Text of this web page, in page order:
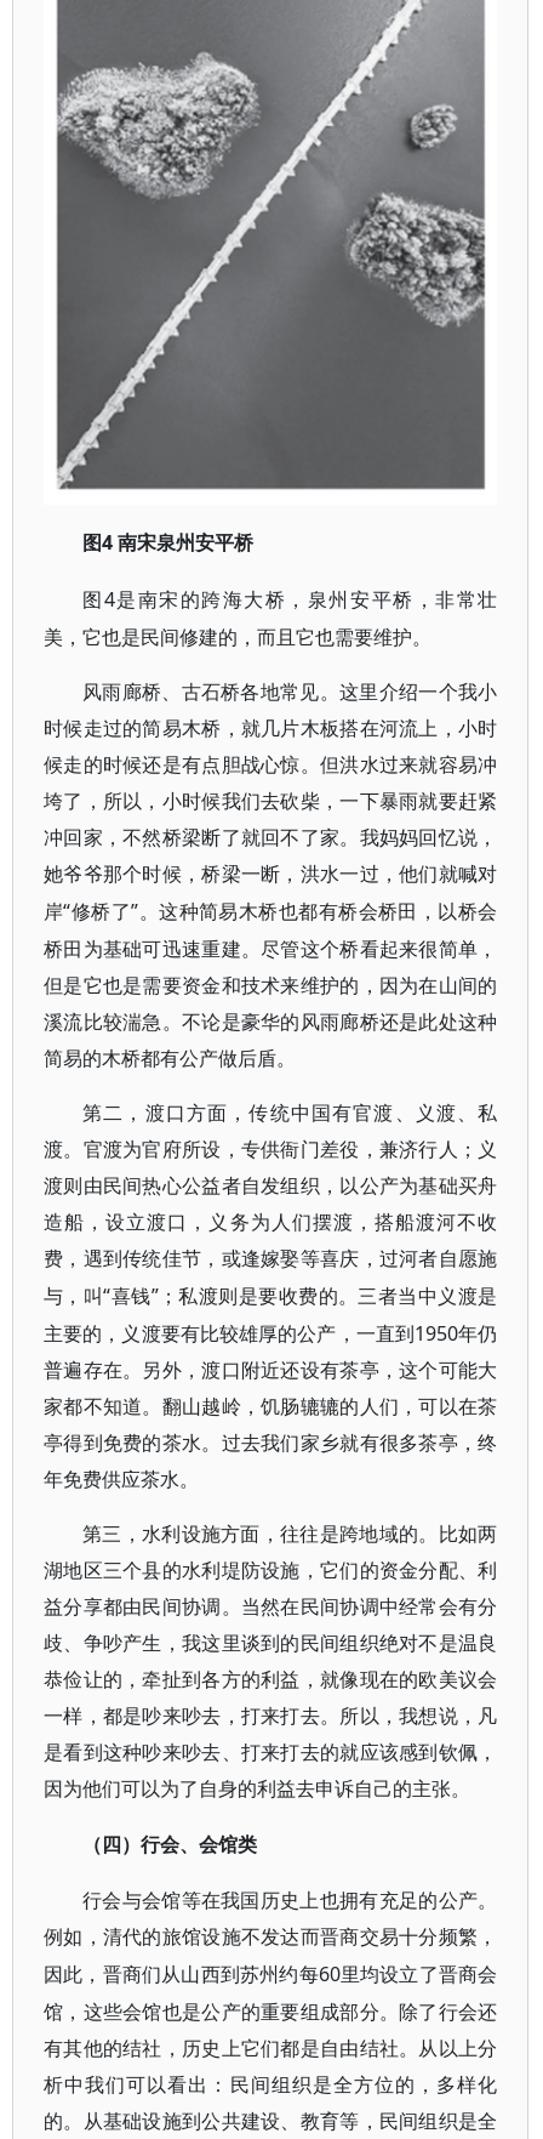
图4 南宋泉州安平桥
图 4是南宋的跨海大桥，泉州安平桥，非常壮
美，它也是民间修建的，而且它也需要维护。
风雨廊桥、古石桥各地常见。这里介绍一个我小
时候走过的简易木桥，就几片木板搭在河流上，小时
候走的时候还是有点胆战心惊。但洪水过来就容易冲
垮了，所以，小时候我们去砍柴，一下暴雨就要赶紧
冲回家，不然桥梁断了就回不了家。我妈妈回忆说，
她爷爷那个时候，桥梁一断，洪水一过，他们就喊对
岸“修桥了”。这种简易木桥也都有桥会桥田，以桥会
桥田为基础可迅速重建。尽管这个桥看起来很简单，
但是它也是需要资金和技术来维护的，因为在山间的
溪流比较湍急。不论是豪华的风雨廊桥还是此处这种
简易的木桥都有公产做后盾。
第二，渡口方面，传统中国有官渡、义渡、私
渡。官渡为官府所设，专供衙门差役，兼济行人；义
渡则由民间热心公益者自发组织，以公产为基础买舟
造船，设立渡口，义务为人们摆渡，搭船渡河不收
费，遇到传统佳节，或逢嫁娶等喜庆，过河者自愿施
与，叫“喜钱”；私渡则是要收费的。三者当中义渡是
主要的，义渡要有比较雄厚的公产，一直到1950年仍
普遍存在。另外，渡口附近还设有茶亭，这个可能大
家都不知道。翻山越岭，饥肠辘辘的人们，可以在茶
亭得到免费的茶水。过去我们家乡就有很多茶亭，终
年免费供应茶水。
第三，水利设施方面，往往是跨地域的。比如两
湖地区三个县的水利堤防设施，它们的资金分配、利
益分享都由民间协调。当然在民间协调中经常会有分
歧、争吵产生，我这里谈到的民间组织绝对不是温良
恭俭让的，牵扯到各方的利益，就像现在的欧美议会
一样，都是吵来吵去，打来打去。所以，我想说，凡
是看到这种吵来吵去、打来打去的就应该感到钦佩，
因为他们可以为了自身的利益去申诉自己的主张。
（四）行会、会馆类
行会与会馆等在我国历史上也拥有充足的公产。
例如，清代的旅馆设施不发达而晋商交易十分频繁，
因此，晋商们从山西到苏州约每60里均设立了晋商会
馆，这些会馆也是公产的重要组成部分。除了行会还
有其他的结社，历史上它们都是自由结社。从以上分
析中我们可以看出：民间组织是全方位的，多样化
的。从基础设施到公共建设、教育等，民间组织是全